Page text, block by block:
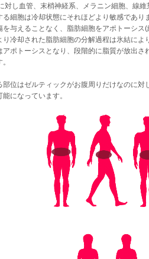
し血管、末梢神経系、メラニン細胞、線維
る細胞は冷却状態にそれほどより敏感であり
を与えることなく、脂肪細胞をアポトーシ
り冷却された脂肪細胞の分解過程は氷結によ
ポトーシスとなり、段階的に脂質が放出さ
位はゼルティックがお腹周りだけなのに対
になっています。